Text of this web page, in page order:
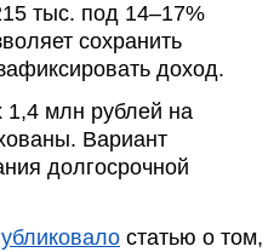
тыс. под 14–17%
сохранить
доход.
1,4 млн рублей на
Вариант
долгосрочной
статью о том,